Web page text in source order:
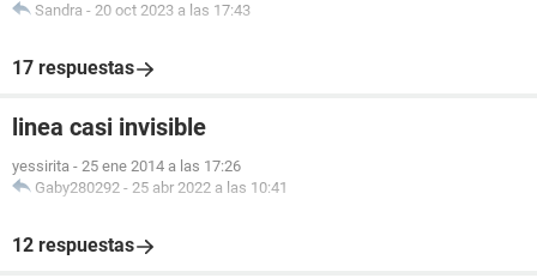
Sandra - 20 oct 2023 a las 17:43
17 respuestas
linea casi invisible
yessirita - 25 ene 2014 a las 17:26
Gaby280292 - 25 abr 2022 a las 10:41
12 respuestas